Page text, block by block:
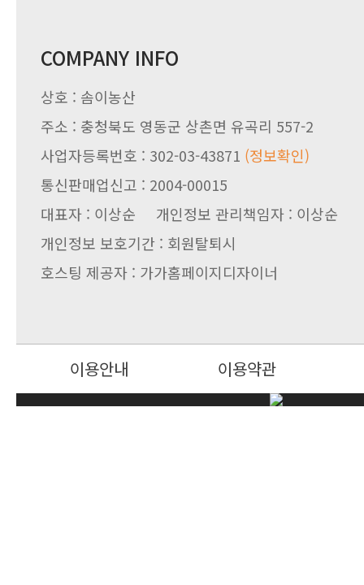
COMPANY INFO
상호 : 솜이농산
주소 : 충청북도 영동군 상촌면 유곡리 557-2
사업자등록번호 : 302-03-43871 (정보확인)
통신판매업신고 : 2004-00015
대표자 : 이상순 개인정보 관리책임자 : 이상순
개인정보 보호기간 : 회원탈퇴시
호스팅 제공자 : 가가홈페이지디자이너
이용안내 이용약관